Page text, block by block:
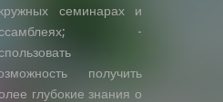
семинарах и
-
получить
глубокие знания о